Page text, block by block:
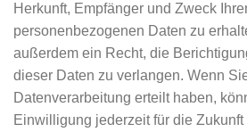
Herkunft, Empfänger und Zweck
personenbezogenen Daten zu
außerdem ein Recht, die
dieser Daten zu verlangen. Wenn
Datenverarbeitung erteilt haben,
Einwilligung jederzeit für die Zukunft